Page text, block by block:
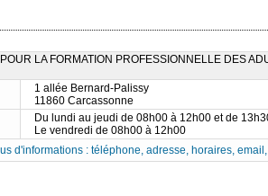
LA FORMATION PROFESSIONNELLE DES
1 allée Bernard-Palissy
11860 Carcassonne
Du lundi au jeudi de 08h00 à 12h00 et de
Le vendredi de 08h00 à 12h00
d'informations : téléphone, adresse, horaires,